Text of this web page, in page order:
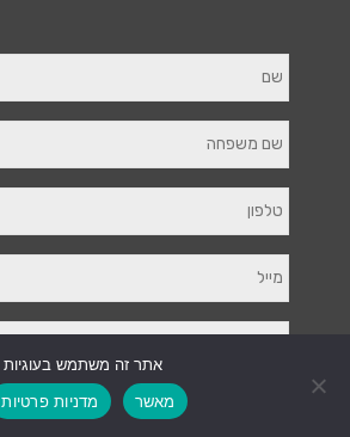
אתר זה משתמש בעוגיות
מאשר
מדניות פרטיות
צרו קשר